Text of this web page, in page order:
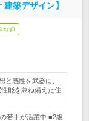
築デザイン】
歓迎
と感性を武器に、
能を兼ね備えた住
若手が活躍中 ■2級